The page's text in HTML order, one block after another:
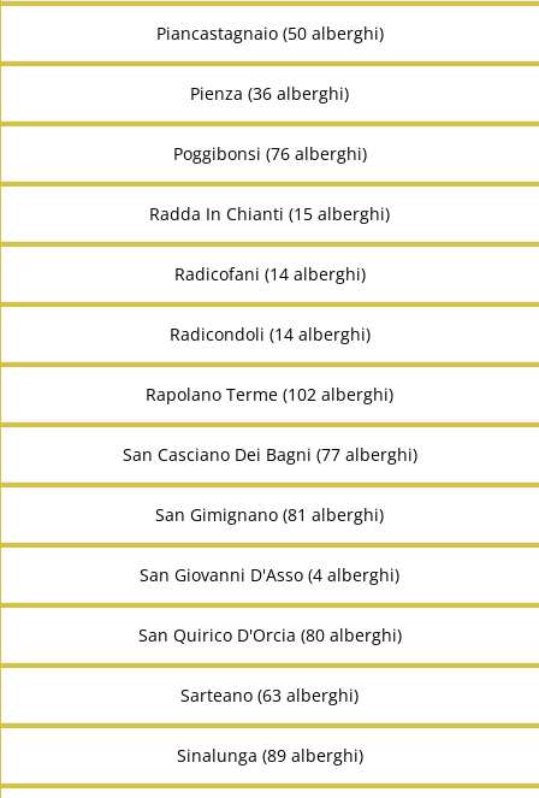
Piancastagnaio (50 alberghi)
Pienza (36 alberghi)
Poggibonsi (76 alberghi)
Radda In Chianti (15 alberghi)
Radicofani (14 alberghi)
Radicondoli (14 alberghi)
Rapolano Terme (102 alberghi)
San Casciano Dei Bagni (77 alberghi)
San Gimignano (81 alberghi)
San Giovanni D'Asso (4 alberghi)
San Quirico D'Orcia (80 alberghi)
Sarteano (63 alberghi)
Sinalunga (89 alberghi)